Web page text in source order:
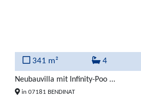
341 m² 4
Neubauvilla mit Infinity-Poo ...
in 07181 BENDINAT